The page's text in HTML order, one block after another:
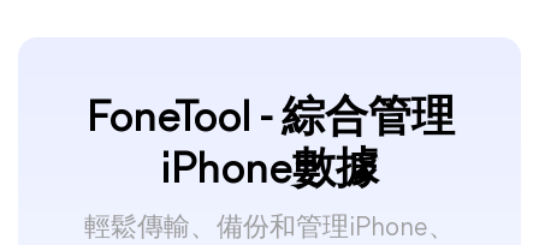
FoneTool - 綜合管理
iPhone數據
輕鬆傳輸、備份和管理iPhone、